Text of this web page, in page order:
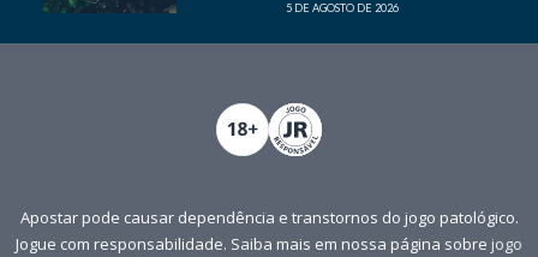
5 DE AGOSTO DE 2026
Apostar pode causar dependência e transtornos do jogo patológico.
Jogue com responsabilidade. Saiba mais em nossa página sobre jogo